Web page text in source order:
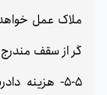
ملاک عمل
گر از سقف مندرج
5-5- هزینه